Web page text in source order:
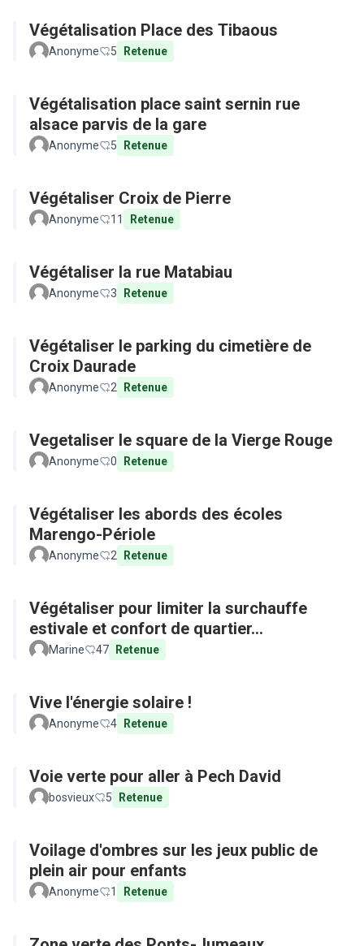
Végétalisation Place des Tibaous
Anonyme 5 Retenue
Végétalisation place saint sernin rue
alsace parvis de la gare
Anonyme 5 Retenue
Végétaliser Croix de Pierre
Anonyme 11 Retenue
Végétaliser la rue Matabiau
Anonyme 3 Retenue
Végétaliser le parking du cimetière de
Croix Daurade
Anonyme 2 Retenue
Vegetaliser le square de la Vierge Rouge
Anonyme 0 Retenue
Végétaliser les abords des écoles
Marengo-Périole
Anonyme 2 Retenue
Végétaliser pour limiter la surchauffe
estivale et confort de quartier...
Marine 47 Retenue
Vive l'énergie solaire !
Anonyme 4 Retenue
Voie verte pour aller à Pech David
bosvieux 5 Retenue
Voilage d'ombres sur les jeux public de
plein air pour enfants
Anonyme 1 Retenue